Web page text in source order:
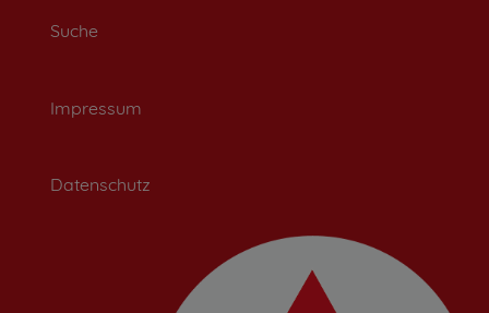
Suche
Impressum
Datenschutz